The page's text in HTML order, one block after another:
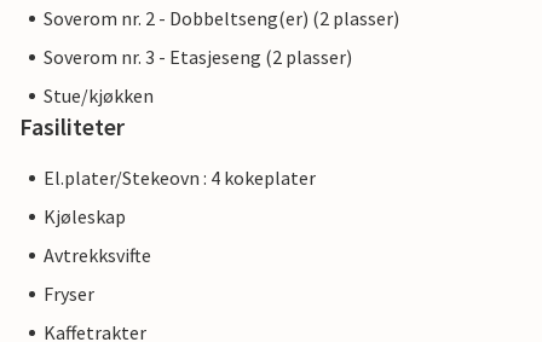
Soverom nr. 2 - Dobbeltseng(er) (2 plasser)
Soverom nr. 3 - Etasjeseng (2 plasser)
Stue/kjøkken
Fasiliteter
El.plater/Stekeovn : 4 kokeplater
Kjøleskap
Avtrekksvifte
Fryser
Kaffetrakter